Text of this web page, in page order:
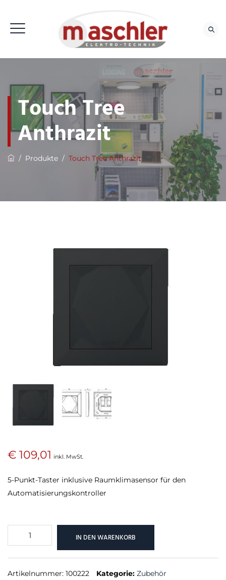
Touch Tree
Anthrazit
/ Produkte / Touch Tree Anthrazit
€ 109,01 inkl. MwSt.
5-Punkt-Taster inklusive Raumklimasensor für den
Automatisierungskontroller
Touch
Tree
Anthrazit
Menge
IN DEN WARENKORB
Artikelnummer: 100222 Kategorie: Zubehör